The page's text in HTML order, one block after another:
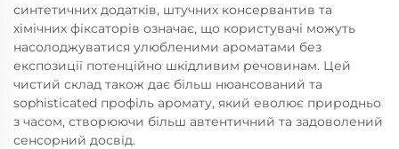
синтетичних додатків, штучних консервантив та
хімічних фіксаторів означає, що користувачі можуть
насолоджуватися улюбленими ароматами без
експозиції потенційно шкідливим речовинам. Цей
чистий склад також дає більш нюансований та
sophіsticated профіль аромату, який еволює природньо
з часом, створюючи більш автентичний та задоволений
сенсорний досвід.